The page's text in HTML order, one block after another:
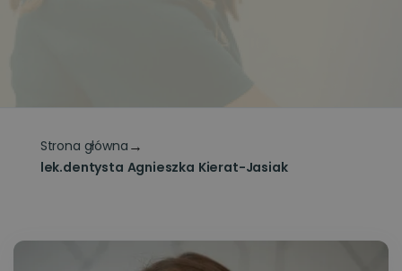
Strona główna →
lek.dentysta Agnieszka Kierat-Jasiak